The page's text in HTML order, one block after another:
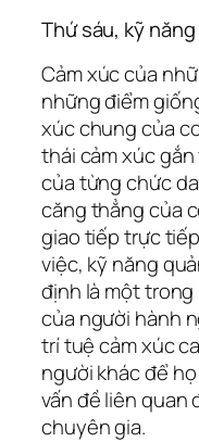
Thứ sáu, kỹ
Cảm xúc của
những điểm
xúc chung của
thái cảm xúc
của từng chức
căng thẳng của
giao tiếp trực
việc, kỹ năng
định là một
của người hành
trí tuệ cảm xúc
người khác để
vấn đề liên quan
chuyên gia.